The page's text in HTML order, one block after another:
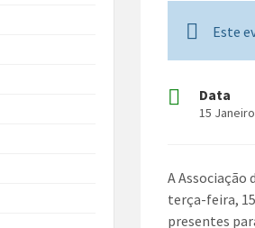
Este
Data
15
A Associação
terça-feira,
presentes